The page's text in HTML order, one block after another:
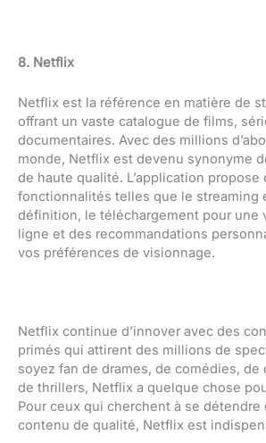
8. Netflix
Netflix est la référence en matière de
offrant un vaste catalogue de films,
documentaires. Avec des millions
monde, Netflix est devenu synonyme
de haute qualité. L’application propose
fonctionnalités telles que le streaming
définition, le téléchargement pour une
ligne et des recommandations
vos préférences de visionnage.
Netflix continue d’innover avec des
primés qui attirent des millions de
soyez fan de drames, de comédies, de
de thrillers, Netflix a quelque chose
Pour ceux qui cherchent à se détendre
contenu de qualité, Netflix est